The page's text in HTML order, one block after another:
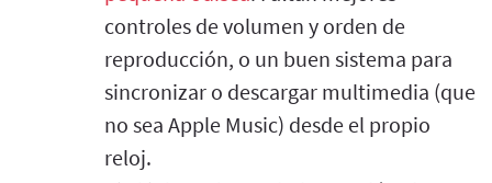
controles de volumen y orden de
reproducción, o un buen sistema para
sincronizar o descargar multimedia (que
no sea Apple Music) desde el propio
reloj.